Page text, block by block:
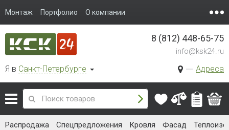
Монтаж Портфолио О компании
Я в Санкт-Петербурге Адреса
8 (812) 448-65-75
info@ksk24.ru
Распродажа Спецпредложения Кровля Фасад